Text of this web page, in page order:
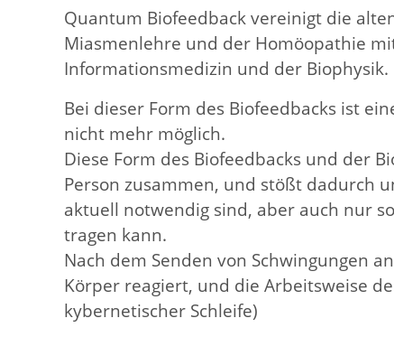
Quantum Biofeedback vereinigt die
Miasmenlehre und der Homöopathie
Informationsmedizin und der Biophysik.
Bei dieser Form des Biofeedbacks ist
nicht mehr möglich.
Diese Form des Biofeedbacks und der
Person zusammen, und stößt dadurch
aktuell notwendig sind, aber auch nur
tragen kann.
Nach dem Senden von Schwingungen
Körper reagiert, und die Arbeitsweise
kybernetischer Schleife)